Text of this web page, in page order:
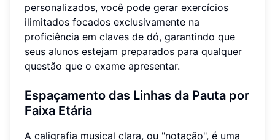
personalizados, você pode gerar exercícios
ilimitados focados exclusivamente na
proficiência em claves de dó, garantindo que
seus alunos estejam preparados para qualquer
questão que o exame apresentar.
Espaçamento das Linhas da Pauta por
Faixa Etária
A caligrafia musical clara, ou "notação", é uma